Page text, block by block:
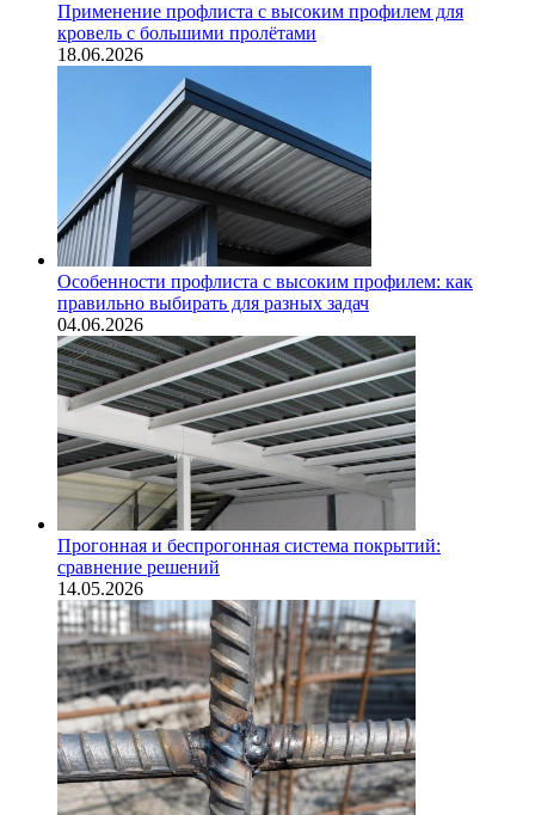
Применение профлиста с высоким профилем для
кровель с большими пролётами
18.06.2026
Особенности профлиста с высоким профилем: как
правильно выбирать для разных задач
04.06.2026
Прогонная и беспрогонная система покрытий:
сравнение решений
14.05.2026